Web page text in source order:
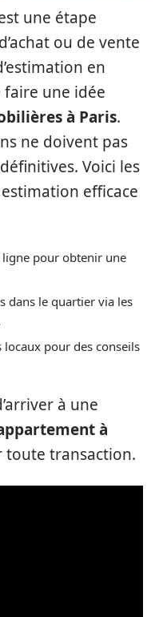
une étape
ou de vente
en
faire une idée
à Paris.
ne doivent pas
Voici les
efficace
ligne pour obtenir une
dans le quartier via les
pour des conseils
à une
à
toute transaction.